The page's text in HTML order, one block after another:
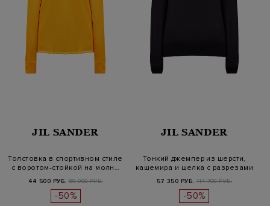
JIL SANDER
Толстовка в спортивном стиле
с воротом-стойкой на молн…
44 500 РУБ. 89 000 РУБ.
-50%
JIL SANDER
Тонкий джемпер из шерсти,
кашемира и шелка с разрезами
57 350 РУБ. 114 700 РУБ.
-50%